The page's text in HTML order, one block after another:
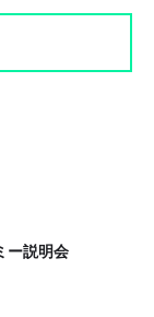
握のため
」を遵守
次の事業
履行、ア
ー説明会